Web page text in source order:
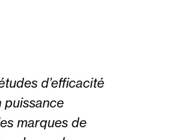
d’efficacité
puissance
marques de